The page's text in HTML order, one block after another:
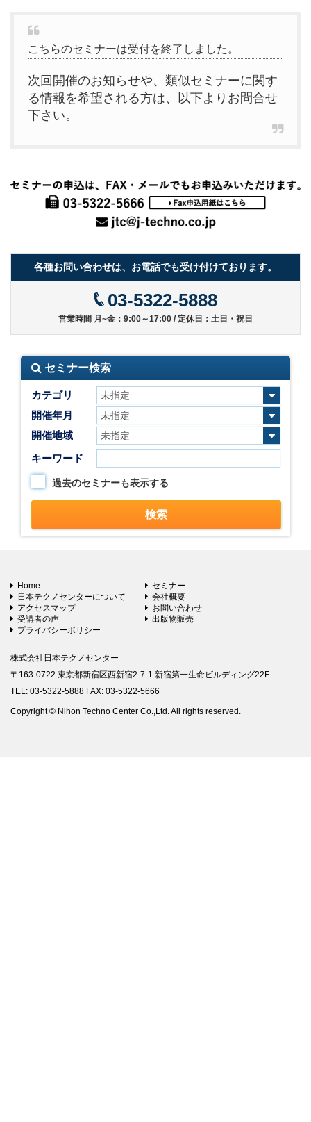
こちらのセミナーは受付を終了しました。
次回開催のお知らせや、類似セミナーに関す
る情報を希望される方は、以下よりお問合せ
下さい。
各種お問い合わせは、お電話でも受け付けております。
03-5322-5888
営業時間 月~金：9:00～17:00 / 定休日：土日・祝日
セミナー検索
カテゴリ
開催年月
開催地域
キーワード
過去のセミナーも表示する
Home
セミナー
日本テクノセンターについて
会社概要
アクセスマップ
お問い合わせ
受講者の声
出版物販売
プライバシーポリシー
株式会社日本テクノセンター
〒163-0722 東京都新宿区西新宿2-7-1 新宿第一生命ビルディング22F
TEL: 03-5322-5888 FAX: 03-5322-5666
Copyright © Nihon Techno Center Co.,Ltd. All rights reserved.